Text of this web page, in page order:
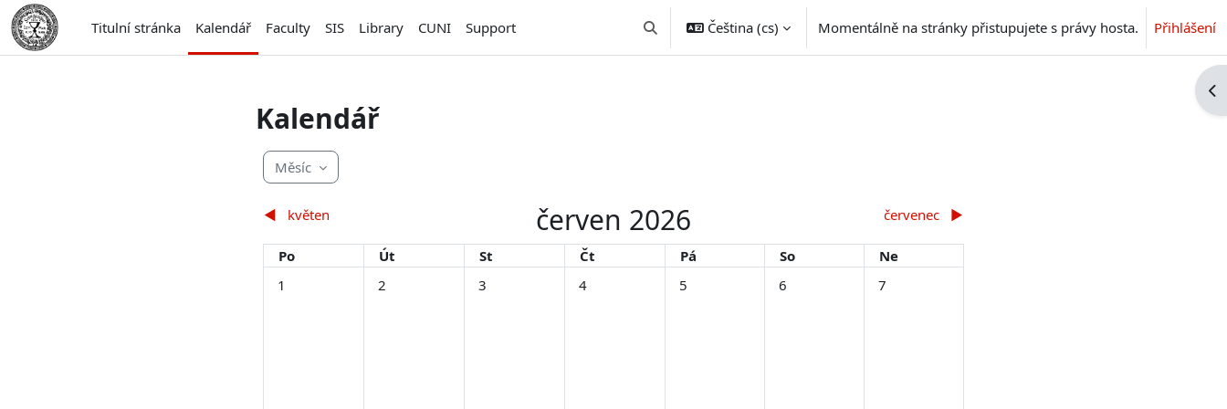
Přejít k hlavnímu obsahu
Titulní stránka
Kalendář Faculty SIS Library CUNI Support Přepnout vyhledávání
Čeština ‎(cs)‎ Momentálně na stránky přistupujete s právy hosta. Přihlášení
Kalendář
Měsíc
◀︎ květen červen 2026 červenec ▶︎
Pondělí
Po Úterý
Út Středa
St Čtvrtek
Čt Pátek
Pá Sobota
So Neděle
Ne
Žádné události, pondělí, 1. června
1 Žádné události, úterý, 2. června
2 Žádné události, středa, 3. června
3 Žádné události, čtvrtek, 4. června
4 Žádné události, pátek, 5. června
5 Žádné události, sobota, 6. června
6 Žádné události, neděle, 7. června
7